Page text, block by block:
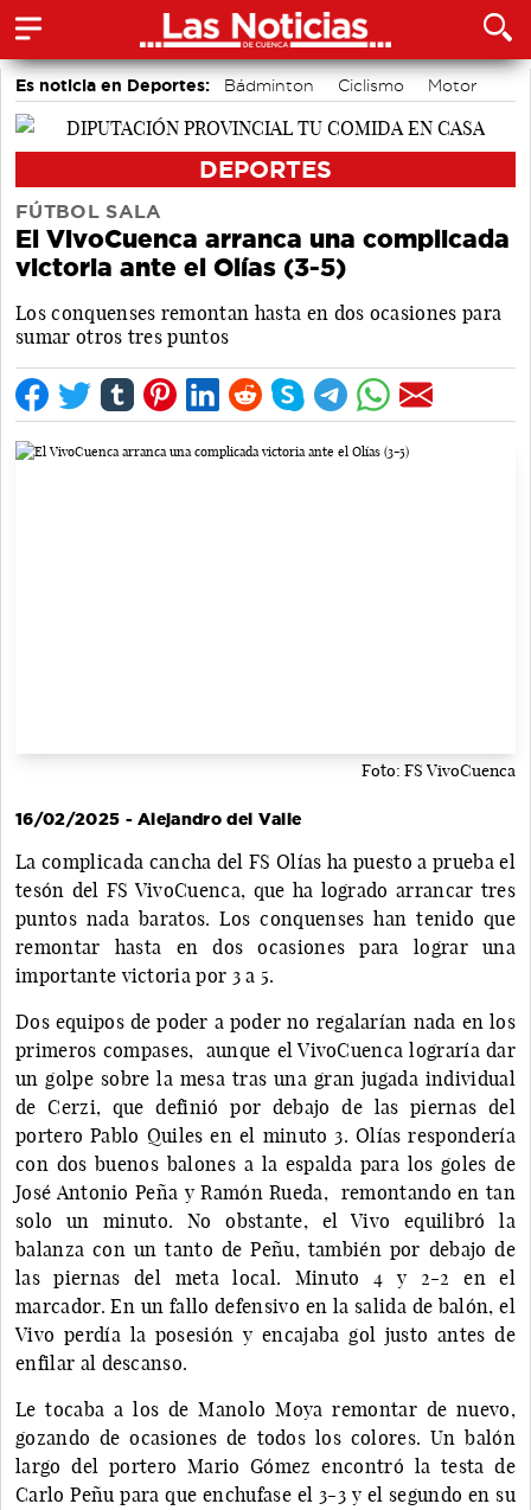
Es noticia en Deportes: Bádminton Ciclismo
Motor
Área de Deportes
DEPORTES
FÚTBOL SALA
El VivoCuenca arranca una complicada
victoria ante el Olías (3-5)
Los conquenses remontan hasta en dos ocasiones para
sumar otros tres puntos
Foto: FS VivoCuenca
16/02/2025 - Alejandro del Valle
La complicada cancha del FS Olías ha puesto a prueba el
tesón del FS VivoCuenca, que ha logrado arrancar tres
puntos nada baratos. Los conquenses han tenido que
remontar hasta en dos ocasiones para lograr una
importante victoria por 3 a 5.
Dos equipos de poder a poder no regalarían nada en los
primeros compases, aunque el VivoCuenca lograría dar
un golpe sobre la mesa tras una gran jugada individual
de Cerzi, que definió por debajo de las piernas del
portero Pablo Quiles en el minuto 3. Olías respondería
con dos buenos balones a la espalda para los goles de
José Antonio Peña y Ramón Rueda, remontando en tan
solo un minuto. No obstante, el Vivo equilibró la
balanza con un tanto de Peñu, también por debajo de
las piernas del meta local. Minuto 4 y 2-2 en el
marcador. En un fallo defensivo en la salida de balón, el
Vivo perdía la posesión y encajaba gol justo antes de
enfilar al descanso.
Le tocaba a los de Manolo Moya remontar de nuevo,
gozando de ocasiones de todos los colores. Un balón
largo del portero Mario Gómez encontró la testa de
Carlo Peñu para que enchufase el 3-3 y el segundo en su